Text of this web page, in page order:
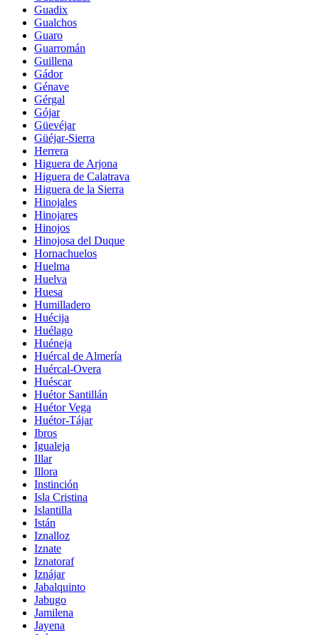
Guadix
Gualchos
Guaro
Guarromán
Guillena
Gádor
Génave
Gérgal
Gójar
Güevéjar
Güéjar-Sierra
Herrera
Higuera de Arjona
Higuera de Calatrava
Higuera de la Sierra
Hinojales
Hinojares
Hinojos
Hinojosa del Duque
Hornachuelos
Huelma
Huelva
Huesa
Humilladero
Huécija
Huélago
Huéneja
Huércal de Almería
Huércal-Overa
Huéscar
Huétor Santillán
Huétor Vega
Huétor-Tájar
Ibros
Igualeja
Illar
Illora
Instinción
Isla Cristina
Islantilla
Istán
Iznalloz
Iznate
Iznatoraf
Iznájar
Jabalquinto
Jabugo
Jamilena
Jayena